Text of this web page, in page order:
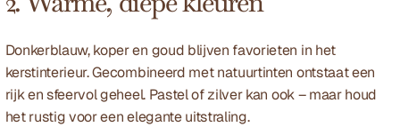
Donkerblauw, koper en goud blijven favorieten in het
kerstinterieur. Gecombineerd met natuurtinten ontstaat een
rijk en sfeervol geheel. Pastel of zilver kan ook – maar houd
het rustig voor een elegante uitstraling.